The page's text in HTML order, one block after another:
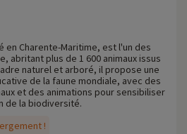
!
en Charente-Maritime, est l'un des
abritant plus de 1 600 animaux issus
naturel et arboré, il propose une
de la faune mondiale, avec des
et des animations pour sensibiliser
de la biodiversité.